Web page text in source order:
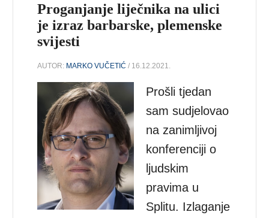
Proganjanje liječnika na ulici
je izraz barbarske, plemenske
svijesti
AUTOR: MARKO VUČETIĆ / 16.12.2021.
Prošli tjedan
sam sudjelovao
na zanimljivoj
konferenciji o
ljudskim
pravima u
Splitu. Izlaganje